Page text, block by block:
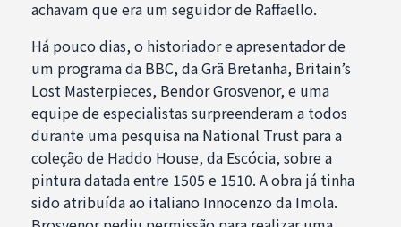
achavam que era um seguidor de Raffaello.
Há pouco dias, o historiador e apresentador de
um programa da BBC, da Grã Bretanha, Britain’s
Lost Masterpieces, Bendor Grosvenor, e uma
equipe de especialistas surpreenderam a todos
durante uma pesquisa na National Trust para a
coleção de Haddo House, da Escócia, sobre a
pintura datada entre 1505 e 1510. A obra já tinha
sido atribuída ao italiano Innocenzo da Imola.